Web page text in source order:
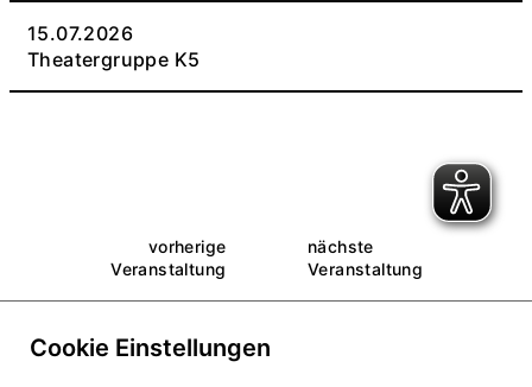
15.07.2026
Theatergruppe K5
vorherige
Veranstaltung
nächste
Veranstaltung
zurück zum Kalender
Cookie Einstellungen